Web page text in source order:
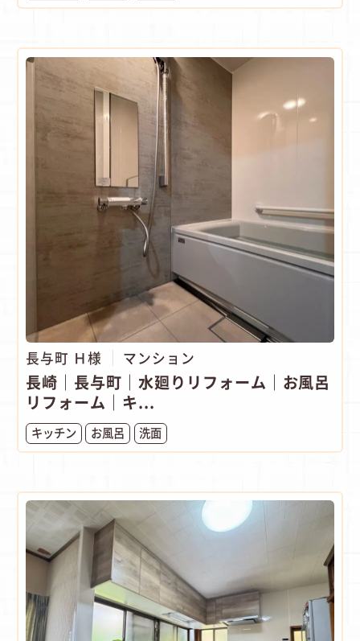
長与町 Ｈ様 マンション
長崎｜長与町｜水廻りリフォーム｜お風呂
リフォーム｜キ...
キッチン お風呂 洗面